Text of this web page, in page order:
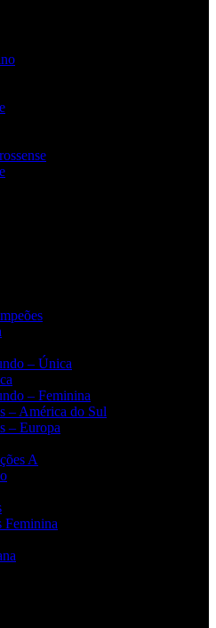
– Única
– Feminina
– América do Sul
– Europa
A
Feminina